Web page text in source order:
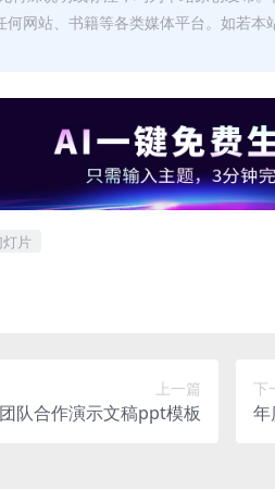
何网站、书籍等各类媒体平台。如若
灯片
上一篇
队合作演示文稿ppt模板
下
年